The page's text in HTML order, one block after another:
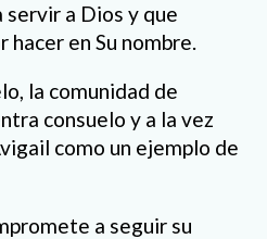
servir a Dios y que
hacer en Su nombre.
la comunidad de
consuelo y a la vez
como un ejemplo de
a seguir su